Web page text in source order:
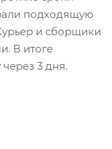
подходящую
и сборщики
В итоге
3 дня.